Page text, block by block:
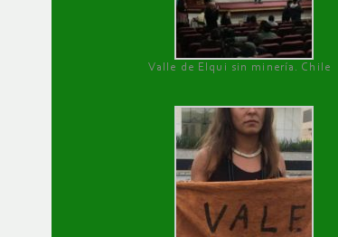
Valle de Elqui sin minería. Chile